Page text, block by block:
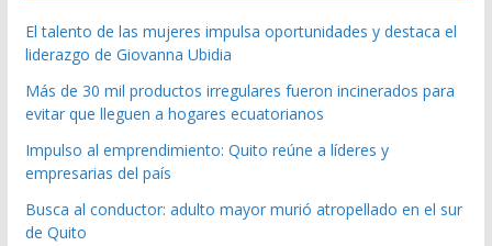
El talento de las mujeres impulsa oportunidades y destaca el
liderazgo de Giovanna Ubidia
Más de 30 mil productos irregulares fueron incinerados para
evitar que lleguen a hogares ecuatorianos
Impulso al emprendimiento: Quito reúne a líderes y
empresarias del país
Busca al conductor: adulto mayor murió atropellado en el sur
de Quito